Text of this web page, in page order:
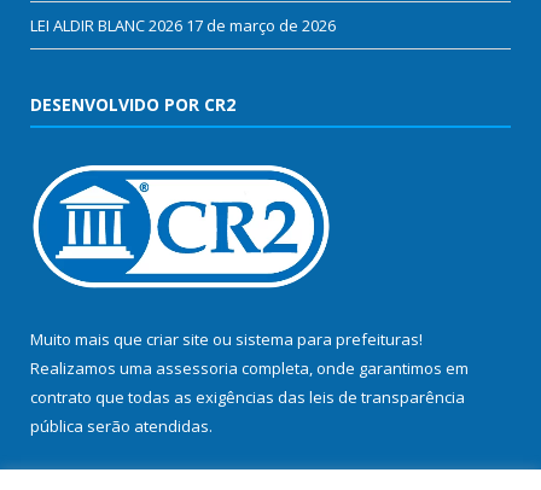
LEI ALDIR BLANC 2026 17 de março de 2026
DESENVOLVIDO POR CR2
Muito mais que criar site ou sistema para prefeituras!
Realizamos uma assessoria completa, onde garantimos em
contrato que todas as exigências das leis de transparência
pública serão atendidas.